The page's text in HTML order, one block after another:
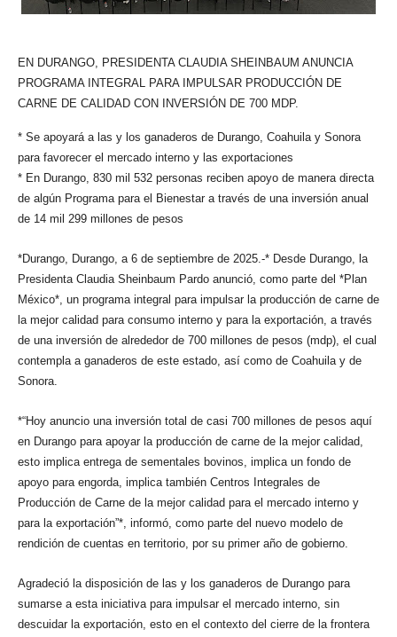
EN DURANGO, PRESIDENTA CLAUDIA SHEINBAUM ANUNCIA
PROGRAMA INTEGRAL PARA IMPULSAR PRODUCCIÓN DE
CARNE DE CALIDAD CON INVERSIÓN DE 700 MDP.
* Se apoyará a las y los ganaderos de Durango, Coahuila y Sonora
para favorecer el mercado interno y las exportaciones
* En Durango, 830 mil 532 personas reciben apoyo de manera directa
de algún Programa para el Bienestar a través de una inversión anual
de 14 mil 299 millones de pesos
*Durango, Durango, a 6 de septiembre de 2025.-* Desde Durango, la
Presidenta Claudia Sheinbaum Pardo anunció, como parte del *Plan
México*, un programa integral para impulsar la producción de carne de
la mejor calidad para consumo interno y para la exportación, a través
de una inversión de alrededor de 700 millones de pesos (mdp), el cual
contempla a ganaderos de este estado, así como de Coahuila y de
Sonora.
*“Hoy anuncio una inversión total de casi 700 millones de pesos aquí
en Durango para apoyar la producción de carne de la mejor calidad,
esto implica entrega de sementales bovinos, implica un fondo de
apoyo para engorda, implica también Centros Integrales de
Producción de Carne de la mejor calidad para el mercado interno y
para la exportación”*, informó, como parte del nuevo modelo de
rendición de cuentas en territorio, por su primer año de gobierno.
Agradeció la disposición de las y los ganaderos de Durango para
sumarse a esta iniciativa para impulsar el mercado interno, sin
descuidar la exportación, esto en el contexto del cierre de la frontera